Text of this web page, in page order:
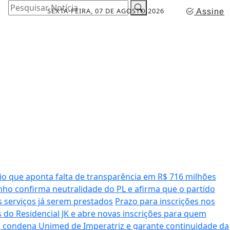
Assine
SEXTA-FEIRA, 07 DE AGOSTO 2026
Pesquisar Notícia
que aponta falta de transparência em R$ 716 milhões
confirma neutralidade do PL e afirma que o partido
já serem prestados Prazo para inscrições nos
Residencial JK e abre novas inscrições para quem
condena Unimed de Imperatriz e garante continuidade da